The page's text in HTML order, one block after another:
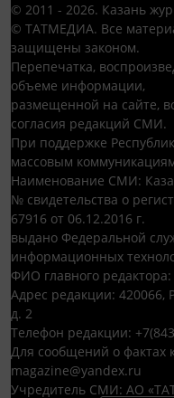
© 2011 - 2026. Казань
© ТАТМЕДИА. Все
защищены законом.
Перепечатка,
объеме информации,
размещенной на сайте,
согласия редакций СМИ.
При поддержке
массовым
Наименование СМИ:
№ свидетельства о
67916 от 06.12.2016 г.
выдано Федеральной
информационных
ФИО главного
Адрес редакции: 420066,
д. 2
Телефон редакции:
Для сообщений о фактах
magazine@yandex.ru
Учредитель СМИ: АО